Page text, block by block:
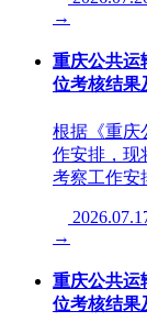
→
重庆公共运
位考核结果
根据《重庆
作安排，现
考察工作安
→
重庆公共运
位考核结果